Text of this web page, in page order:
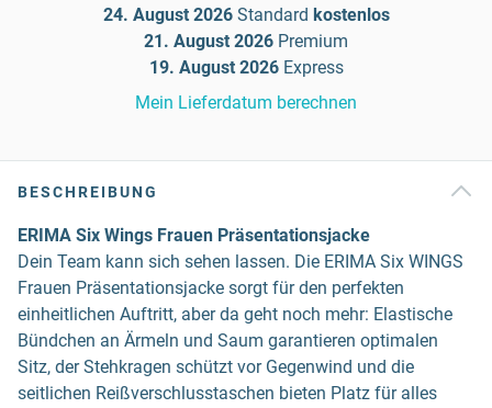
24. August 2026 Standard kostenlos
21. August 2026 Premium
19. August 2026 Express
Mein Lieferdatum berechnen
BESCHREIBUNG
ERIMA Six Wings Frauen Präsentationsjacke
Dein Team kann sich sehen lassen. Die ERIMA Six WINGS
Frauen Präsentationsjacke sorgt für den perfekten
einheitlichen Auftritt, aber da geht noch mehr: Elastische
Bündchen an Ärmeln und Saum garantieren optimalen
Sitz, der Stehkragen schützt vor Gegenwind und die
seitlichen Reißverschlusstaschen bieten Platz für alles